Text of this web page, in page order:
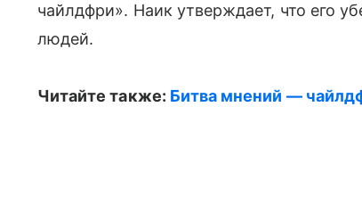
чайлдфри». Наик утверждает, что его
людей.
Читайте также: Битва мнений —